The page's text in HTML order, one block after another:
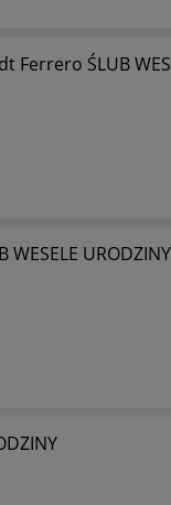
ŚLUB
URODZINY